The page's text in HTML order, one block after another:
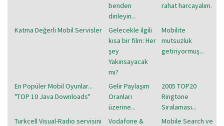
benden
dinleyin...
rahat harcayalım.
Katma Değerli Mobil Servisler
Gelecekle ilgili
kısa bir film: Her
şey
Yakınsayacak
mı?
Mobilite
mutsuzluk
getiriyormuş...
En Popüler Mobil Oyunlar...
"TOP 10 Java Downloads"
Gelir Paylaşım
Oranları
üzerine...
2005 TOP20
Ringtone
Sıralaması...
Turkcell Visual-Radio servisini
Vodafone &
Mobile Search ve